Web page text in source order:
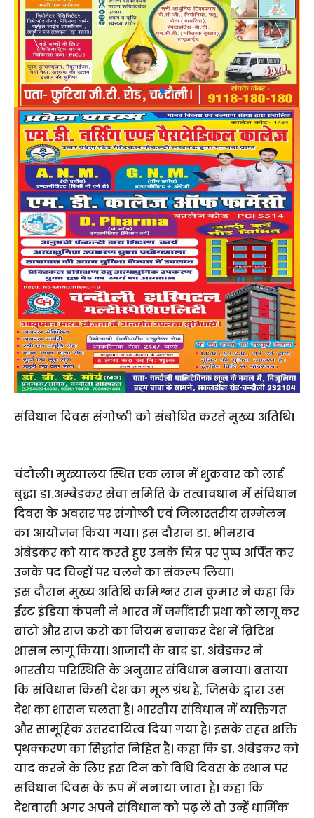
संविधान दिवस संगोष्ठी को संबोधित करते मुख्य अतिथि।
चंदौली। मुख्यालय स्थित एक लान में शुक्रवार को लार्ड
बुद्धा डा.अम्बेडकर सेवा समिति के तत्वावधान में संविधान
दिवस के अवसर पर संगोष्ठी एवं जिलास्तरीय सम्मेलन
का आयोजन किया गया। इस दौरान डा. भीमराव
अंबेडकर को याद करते हुए उनके चित्र पर पुष्प अर्पित कर
उनके पद चिन्हों पर चलने का संकल्प लिया।
इस दौरान मुख्य अतिथि कमिश्नर राम कुमार ने कहा कि
ईस्ट इंडिया कंपनी ने भारत में जमींदारी प्रथा को लागू कर
बांटो और राज करो का नियम बनाकर देश में ब्रिटिश
शासन लागू किया। आजादी के बाद डा. अंबेडकर ने
भारतीय परिस्थिति के अनुसार संविधान बनाया। बताया
कि संविधान किसी देश का मूल ग्रंथ है, जिसके द्वारा उस
देश का शासन चलता है। भारतीय संविधान में व्यक्तिगत
और सामूहिक उत्तरदायित्व दिया गया है। इसके तहत शक्ति
पृथक्करण का सिद्धांत निहित है। कहा कि डा. अंबेडकर को
याद करने के लिए इस दिन को विधि दिवस के स्थान पर
संविधान दिवस के रूप में मनाया जाता है। कहा कि
देशवासी अगर अपने संविधान को पढ़ लें तो उन्हें धार्मिक